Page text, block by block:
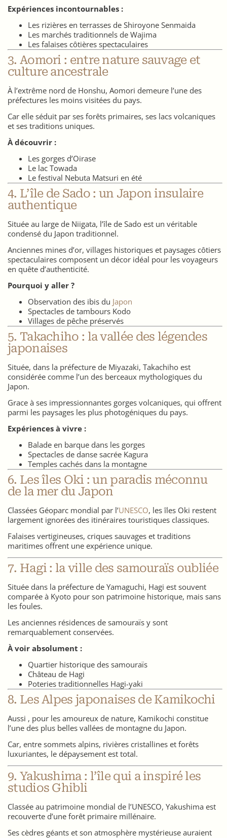
Expériences incontournables :
Les rizières en terrasses de Shiroyone Senmaida
Les marchés traditionnels de Wajima
Les falaises côtières spectaculaires
3. Aomori : entre nature sauvage et
culture ancestrale
À l’extrême nord de Honshu, Aomori demeure l’une des
préfectures les moins visitées du pays.
Car elle séduit par ses forêts primaires, ses lacs volcaniques
et ses traditions uniques.
À découvrir :
Les gorges d’Oirase
Le lac Towada
Le festival Nebuta Matsuri en été
4. L’île de Sado : un Japon insulaire
authentique
Située au large de Niigata, l’île de Sado est un véritable
condensé du Japon traditionnel.
Anciennes mines d’or, villages historiques et paysages côtiers
spectaculaires composent un décor idéal pour les voyageurs
en quête d’authenticité.
Pourquoi y aller ?
Observation des ibis du Japon
Spectacles de tambours Kodo
Villages de pêche préservés
5. Takachiho : la vallée des légendes
japonaises
Située, dans la préfecture de Miyazaki, Takachiho est
considérée comme l’un des berceaux mythologiques du
Japon.
Grace à ses impressionnantes gorges volcaniques, qui offrent
parmi les paysages les plus photogéniques du pays.
Expériences à vivre :
Balade en barque dans les gorges
Spectacles de danse sacrée Kagura
Temples cachés dans la montagne
6. Les îles Oki : un paradis méconnu
de la mer du Japon
Classées Géoparc mondial par l’UNESCO, les îles Oki restent
largement ignorées des itinéraires touristiques classiques.
Falaises vertigineuses, criques sauvages et traditions
maritimes offrent une expérience unique.
7. Hagi : la ville des samouraïs oubliée
Située dans la préfecture de Yamaguchi, Hagi est souvent
comparée à Kyoto pour son patrimoine historique, mais sans
les foules.
Les anciennes résidences de samouraïs y sont
remarquablement conservées.
À voir absolument :
Quartier historique des samouraïs
Château de Hagi
Poteries traditionnelles Hagi-yaki
8. Les Alpes japonaises de Kamikochi
Aussi , pour les amoureux de nature, Kamikochi constitue
l’une des plus belles vallées de montagne du Japon.
Car, entre sommets alpins, rivières cristallines et forêts
luxuriantes, le dépaysement est total.
9. Yakushima : l’île qui a inspiré les
studios Ghibli
Classée au patrimoine mondial de l’UNESCO, Yakushima est
recouverte d’une forêt primaire millénaire.
Ses cèdres géants et son atmosphère mystérieuse auraient